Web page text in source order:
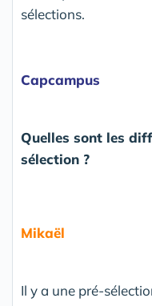
sélections.
Capcampus
Quelles sont les
sélection ?
Mikaël
Il y a une pré-